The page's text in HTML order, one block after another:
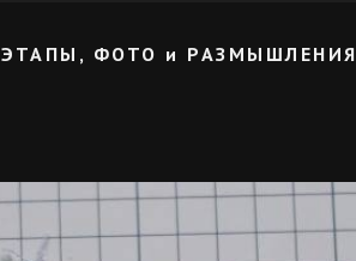
ЭТАПЫ, ФОТО и РАЗМЫШЛЕНИЯ